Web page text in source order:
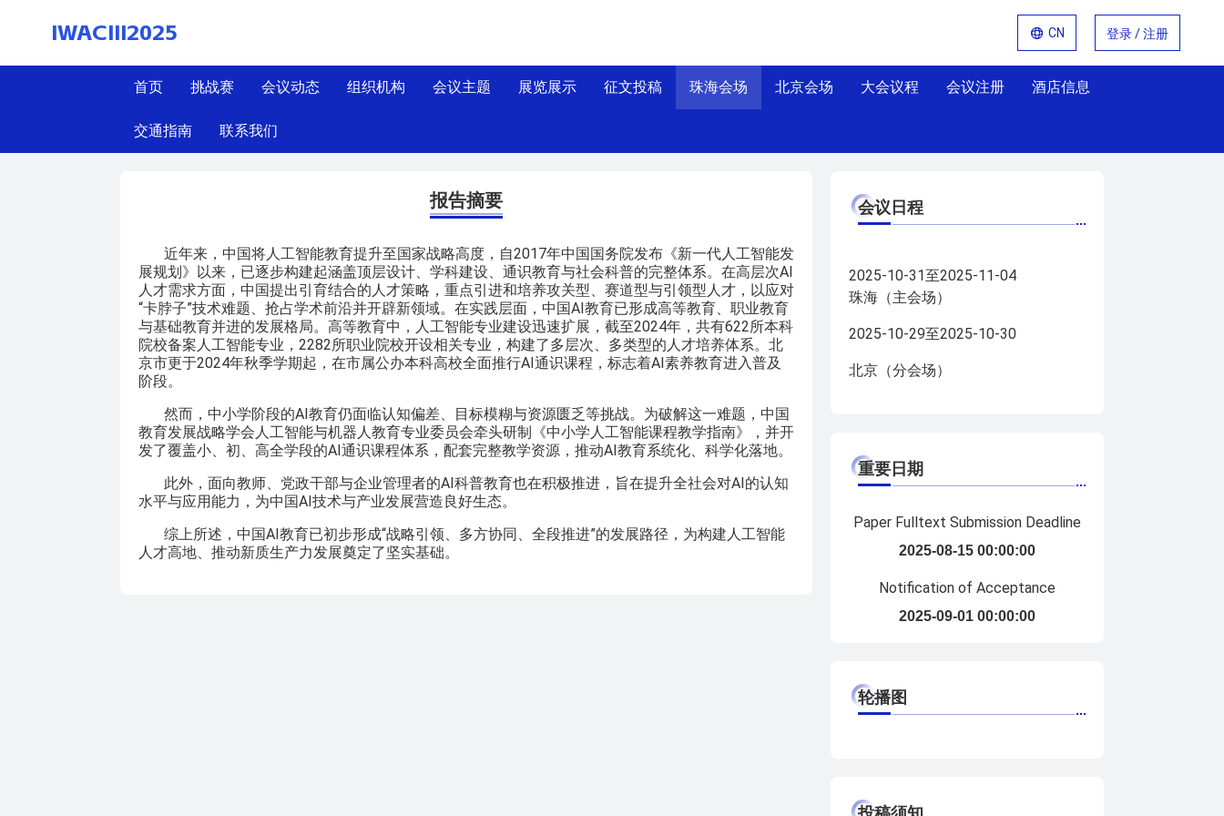
IWACIII2025 CN 登录 / 注册
首页 挑战赛 会议动态 组织机构 会议主题 展览展示 征文投稿 珠海会场 北京会场 大会议程 会议注册 酒店信息
交通指南 联系我们
报告摘要
近年来，中国将人工智能教育提升至国家战略高度，自2017年中国国务院发布《新一代人工智能发
展规划》以来，已逐步构建起涵盖顶层设计、学科建设、通识教育与社会科普的完整体系。在高层次AI
人才需求方面，中国提出引育结合的人才策略，重点引进和培养攻关型、赛道型与引领型人才，以应对
“卡脖子”技术难题、抢占学术前沿并开辟新领域。在实践层面，中国AI教育已形成高等教育、职业教育
与基础教育并进的发展格局。高等教育中，人工智能专业建设迅速扩展，截至2024年，共有622所本科
院校备案人工智能专业，2282所职业院校开设相关专业，构建了多层次、多类型的人才培养体系。北
京市更于2024年秋季学期起，在市属公办本科高校全面推行AI通识课程，标志着AI素养教育进入普及
阶段。
然而，中小学阶段的AI教育仍面临认知偏差、目标模糊与资源匮乏等挑战。为破解这一难题，中国
教育发展战略学会人工智能与机器人教育专业委员会牵头研制《中小学人工智能课程教学指南》，并开
发了覆盖小、初、高全学段的AI通识课程体系，配套完整教学资源，推动AI教育系统化、科学化落地。
此外，面向教师、党政干部与企业管理者的AI科普教育也在积极推进，旨在提升全社会对AI的认知
水平与应用能力，为中国AI技术与产业发展营造良好生态。
综上所述，中国AI教育已初步形成“战略引领、多方协同、全段推进”的发展路径，为构建人工智能
人才高地、推动新质生产力发展奠定了坚实基础。
会议日程
2025-10-31至2025-11-04
珠海（主会场）
2025-10-29至2025-10-30
北京（分会场）
重要日期
Paper Fulltext Submission Deadline
2025-08-15 00:00:00
Notification of Acceptance
2025-09-01 00:00:00
轮播图